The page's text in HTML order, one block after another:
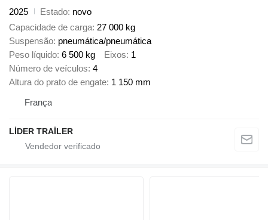
2025
Estado novo
Capacidade de carga 27 000 kg
Suspensão pneumática/pneumática
Peso líquido 6 500 kg Eixos 1
Número de veículos 4
Altura do prato de engate 1 150 mm
França
LİDER TRAİLER